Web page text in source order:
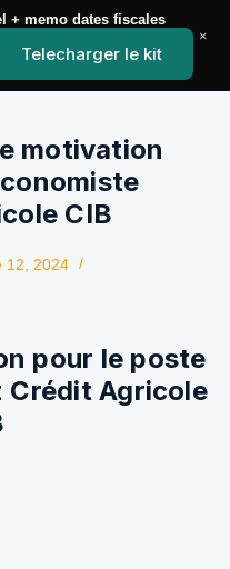
motivation
CIB
12, 2024
pour le poste
Crédit Agricole
+ memo dates fiscales
Telecharger le kit
×